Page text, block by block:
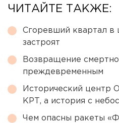
ЧИТАЙТЕ ТАКЖЕ:
Сгоревший квартал в
застроят
Возвращение
преждевременным
Исторический центр
КРТ, а история с
Чем опасны ракеты